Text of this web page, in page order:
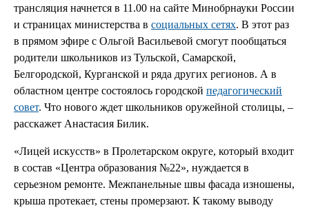
трансляция начнется в 11.00 на сайте Минобрнауки России
и страницах министерства в социальных сетях. В этот раз
в прямом эфире с Ольгой Васильевой смогут пообщаться
родители школьников из Тульской, Самарской,
Белгородской, Курганской и ряда других регионов. А в
областном центре состоялось городской педагогический
совет. Что нового ждет школьников оружейной столицы, –
расскажет Анастасия Билик.
«Лицей искусств» в Пролетарском округе, который входит
в состав «Центра образования №22», нуждается в
серьезном ремонте. Межпанельные швы фасада изношены,
крыша протекает, стены промерзают. К такому выводу